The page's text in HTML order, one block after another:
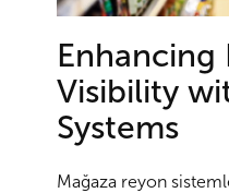
Enhancing
Visibility
Systems
Mağaza reyon